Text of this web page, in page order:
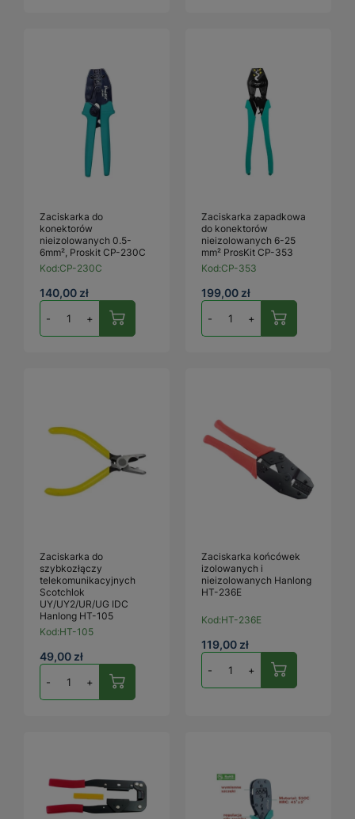
Zaciskarka do
konektorów
nieizolowanych 0.5-
6mm², Proskit CP-230C
Kod:CP-230C
140,00 zł
- +
Zaciskarka zapadkowa
do konektorów
nieizolowanych 6-25
mm² ProsKit CP-353
Kod:CP-353
199,00 zł
- +
Zaciskarka do
szybkozłączy
telekomunikacyjnych
Scotchlok
UY/UY2/UR/UG IDC
Hanlong HT-105
Kod:HT-105
49,00 zł
- +
Zaciskarka końcówek
izolowanych i
nieizolowanych Hanlong
HT-236E
Kod:HT-236E
119,00 zł
- +